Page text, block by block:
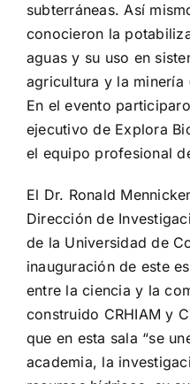
subterráneas. Así
conocieron la
aguas y su uso en
agricultura y la minería
En el evento
ejecutivo de Explora
el equipo profesional
El Dr. Ronald
Dirección de
de la Universidad de
inauguración de este
entre la ciencia y la
construido CRHIAM y
que en esta sala “se
academia, la